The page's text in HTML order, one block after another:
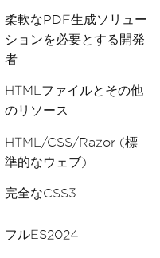
柔軟なPDF生成ソリュー
ションを必要とする開発
者
HTMLファイルとその他
のリソース
HTML/CSS/Razor (標
準的なウェブ)
完全なCSS3
フルES2024